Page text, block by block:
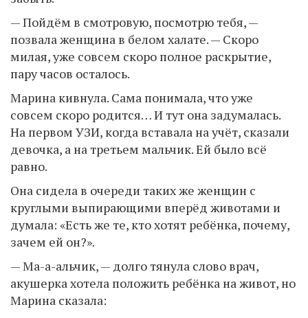
— Пойдём в смотровую, посмотрю тебя, —
позвала женщина в белом халате. — Скоро
милая, уже совсем скоро полное раскрытие,
пару часов осталось.
Марина кивнула. Сама понимала, что уже
совсем скоро родится… И тут она задумалась.
На первом УЗИ, когда вставала на учёт, сказали
девочка, а на третьем мальчик. Ей было всё
равно.
Она сидела в очереди таких же женщин с
круглыми выпирающими вперёд животами и
думала: «Есть же те, кто хотят ребёнка, почему,
зачем ей он?».
— Ма-а-альчик, — долго тянула слово врач,
акушерка хотела положить ребёнка на живот, но
Марина сказала: